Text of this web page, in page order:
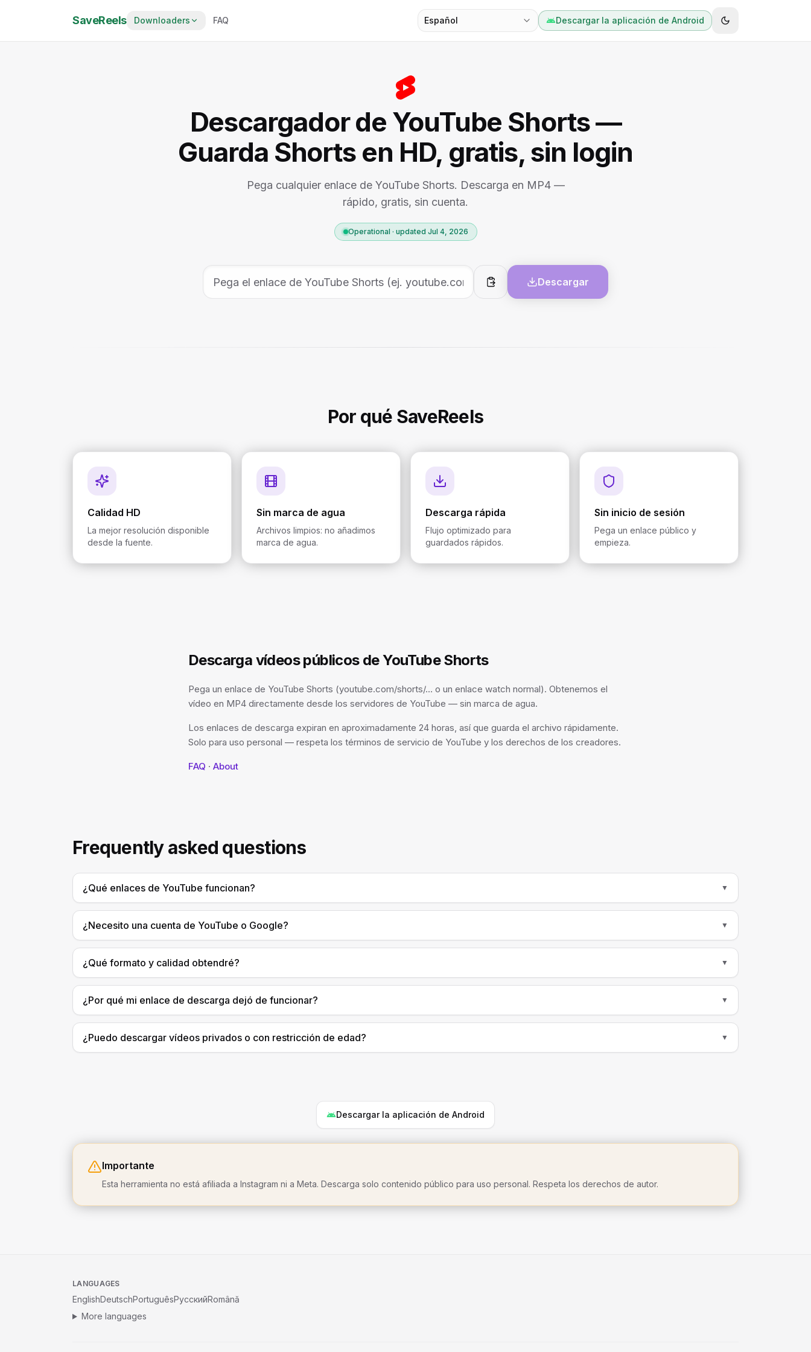
SaveReels Downloaders FAQ Español Descargar la aplicación de Android
Descargador de YouTube Shorts —
Guarda Shorts en HD, gratis, sin login
Pega cualquier enlace de YouTube Shorts. Descarga en MP4 —
rápido, gratis, sin cuenta.
Operational · updated Jul 4, 2026
Pegar
Descargar
Por qué SaveReels
Calidad HD
La mejor resolución disponible
desde la fuente.
Sin marca de agua
Archivos limpios: no añadimos
marca de agua.
Descarga rápida
Flujo optimizado para
guardados rápidos.
Sin inicio de sesión
Pega un enlace público y
empieza.
Descarga vídeos públicos de YouTube Shorts
Pega un enlace de YouTube Shorts (youtube.com/shorts/… o un enlace watch normal). Obtenemos el
vídeo en MP4 directamente desde los servidores de YouTube — sin marca de agua.
Los enlaces de descarga expiran en aproximadamente 24 horas, así que guarda el archivo rápidamente.
Solo para uso personal — respeta los términos de servicio de YouTube y los derechos de los creadores.
FAQ · About
Frequently asked questions
¿Qué enlaces de YouTube funcionan? ▼
¿Necesito una cuenta de YouTube o Google? ▼
¿Qué formato y calidad obtendré? ▼
¿Por qué mi enlace de descarga dejó de funcionar? ▼
¿Puedo descargar vídeos privados o con restricción de edad? ▼
Descargar la aplicación de Android
Importante
Esta herramienta no está afiliada a Instagram ni a Meta. Descarga solo contenido público para uso personal. Respeta los derechos de autor.
LANGUAGES
EnglishDeutschPortuguêsРусскийRomână
More languages